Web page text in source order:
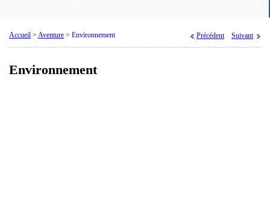
Accueil > Aventure > Environnement Précédent Suivant
Environnement